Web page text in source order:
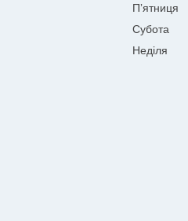
Пʼятниця
Субота
Неділя